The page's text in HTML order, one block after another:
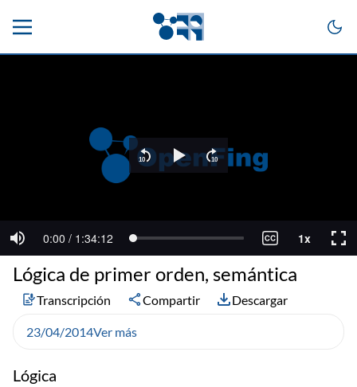
Lógica
Lógica de primer orden, semántica
Transcripción Compartir Descargar
23/04/2014Ver más